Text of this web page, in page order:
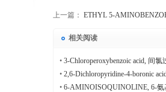
上一篇： ETHYL 5-
相关阅读
• 3-Chloroperoxybenzoic acid, 间
• 2,6-Dichloropyridine-4-boronic
• 6-AMINOISOQUINOLINE, 6-氨